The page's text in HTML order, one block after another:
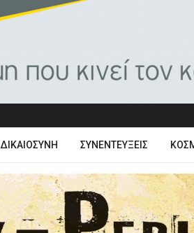
ΔΙΚΑΙΟΣΎΝΗ ΣΥΝΕΝΤΕΎΞΕΙΣ